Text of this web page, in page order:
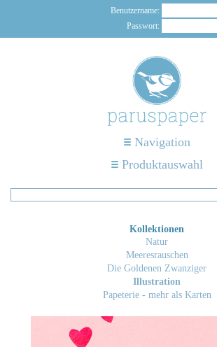
Benutzername:
Passwort:
Navigation
Produktauswahl
Kollektionen
Natur
Meeresrauschen
Die Goldenen Zwanziger
Illustration
Papeterie - mehr als Karten